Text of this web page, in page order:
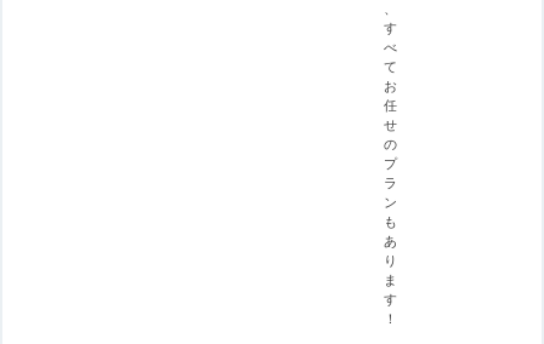
す
べ
て
お
任
せ
の
プ
ラ
ン
も
あ
り
ま
す
！